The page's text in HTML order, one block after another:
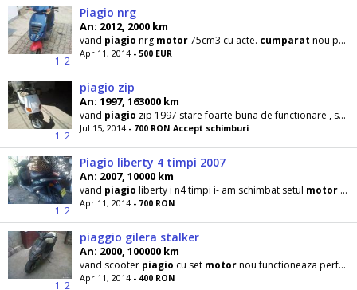
1 2
Piagio nrg
An: 2012, 2000 km
vand piagio nrg motor75cm3 cu acte. cumparat nou personal din it . cu alarma. cu pornire/ oprire
Apr 11, 2014 - 500 EUR
1 2
piagio zip
An: 1997, 163000 km
vand piagio zip 1997 stare foarte buna de functionare , set
Jul 15, 2014 - 700 RON Accept schimburi
1 2
Piagio liberty 4 timpi 2007
An: 2007, 10000 km
vand piagio liberty i n4 timpi i- am schimbat setul motor
Apr 11, 2014 - 700 RON
1 2
piaggio gilera stalker
An: 2000, 100000 km
vand scooter piagio cu set motornou functioneaza perfect in stare buna . trebuie reparate
Apr 11, 2014 - 400 RON